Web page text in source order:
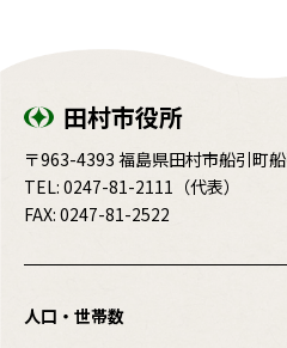
田村市役所
〒963-4393 福島県田村市船引町
TEL: 0247-81-2111 （代表）
FAX: 0247-81-2522
人口・世帯数